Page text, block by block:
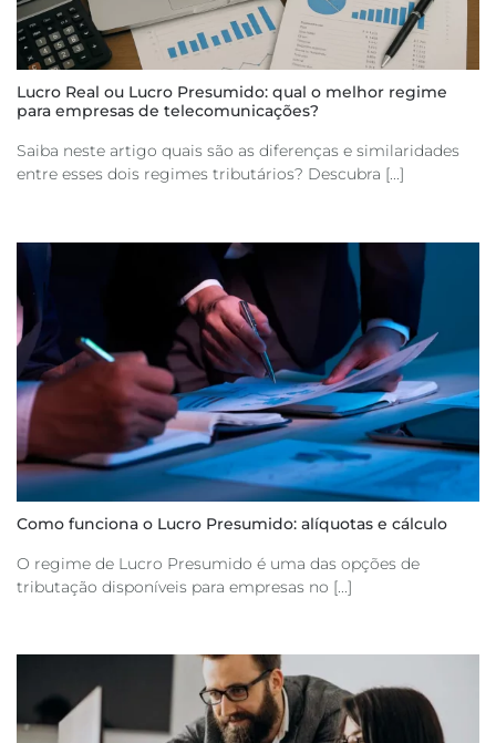
Lucro Real ou Lucro Presumido: qual o melhor regime
para empresas de telecomunicações?
Saiba neste artigo quais são as diferenças e similaridades
entre esses dois regimes tributários? Descubra [...]
Como funciona o Lucro Presumido: alíquotas e cálculo
O regime de Lucro Presumido é uma das opções de
tributação disponíveis para empresas no [...]